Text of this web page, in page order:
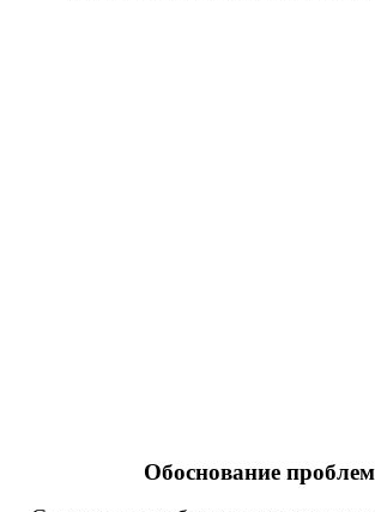
Обоснование